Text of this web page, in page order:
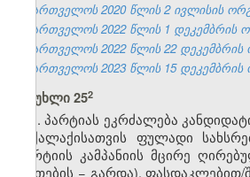
საქართველოს 2020 წლის 2 ივლისის
საქართველოს 2022 წლის 1 დეკემბრის
საქართველოს 2022 წლის 22
საქართველოს 2023 წლის 15
მუხლი 25​2
1. პარტიას ეკრძალება
მოქალაქისათვის ფულადი
(პარტიის კამპანიის მცირე
ნივთების − გარდა),